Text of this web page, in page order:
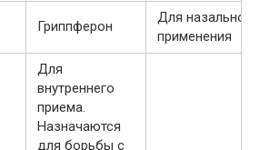
Гриппферон
Для назального
применения
Для
внутреннего
приема.
Назначаются
для борьбы с